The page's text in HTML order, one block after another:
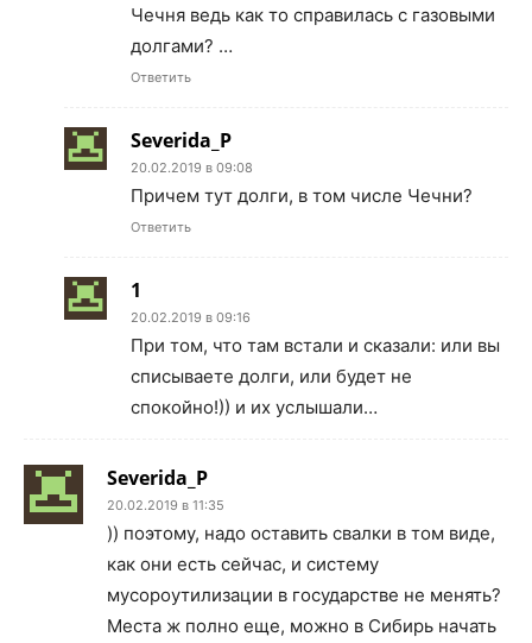
Чечня ведь как то справилась с газовыми
долгами? …
Ответить
Severida_P
20.02.2019 в 09:08
Причем тут долги, в том числе Чечни?
Ответить
1
20.02.2019 в 09:16
При том, что там встали и сказали: или вы
списываете долги, или будет не
спокойно!)) и их услышали…
Severida_P
20.02.2019 в 11:35
)) поэтому, надо оставить свалки в том виде,
как они есть сейчас, и систему
мусороутилизации в государстве не менять?
Места ж полно еще, можно в Сибирь начать